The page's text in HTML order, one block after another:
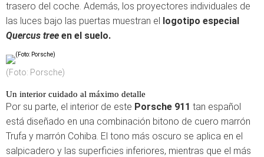
trasero del coche. Además, los proyectores individuales de
las luces bajo las puertas muestran el logotipo especial
Quercus tree en el suelo.
(Foto: Porsche)
Un interior cuidado al máximo detalle
Por su parte, el interior de este Porsche 911 tan español
está diseñado en una combinación bitono de cuero marrón
Trufa y marrón Cohiba. El tono más oscuro se aplica en el
salpicadero y las superficies inferiores, mientras que el más